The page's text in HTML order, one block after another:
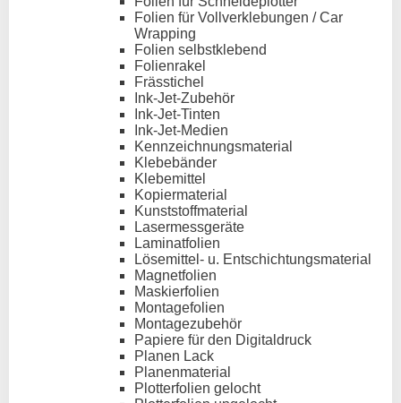
Folien für Vollverklebungen / Car
Wrapping
Folien selbstklebend
Folienrakel
Frässtichel
Ink-Jet-Zubehör
Ink-Jet-Tinten
Ink-Jet-Medien
Kennzeichnungsmaterial
Klebebänder
Klebemittel
Kopiermaterial
Kunststoffmaterial
Lasermessgeräte
Laminatfolien
Lösemittel- u. Entschichtungsmaterial
Magnetfolien
Maskierfolien
Montagefolien
Montagezubehör
Papiere für den Digitaldruck
Planen Lack
Planenmaterial
Plotterfolien gelocht